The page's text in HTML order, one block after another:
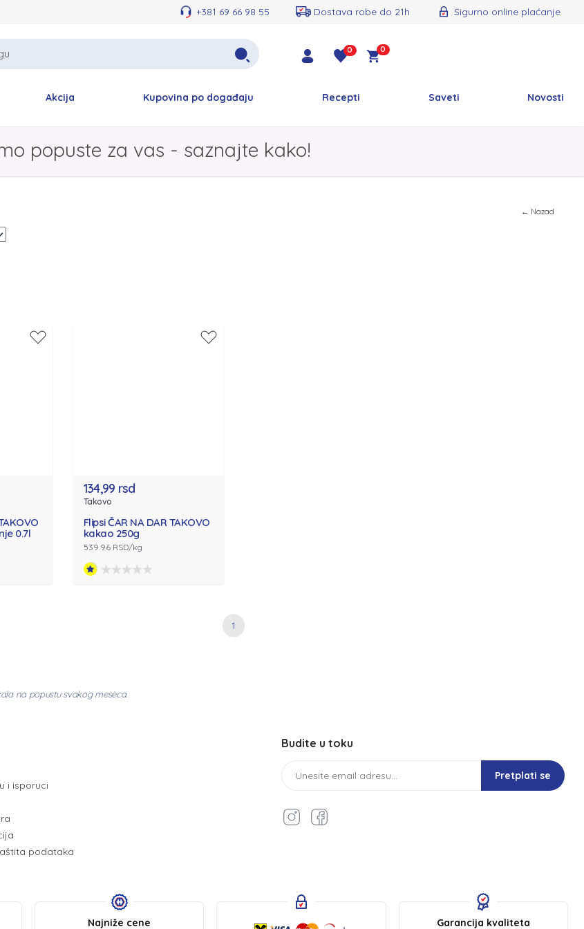
+381 69 66 98 55 Dostava robe do 21h Sigurno online plaćanje
0 0
Akcija Kupovina po događaju Recepti Saveti Novosti
popuste za vas - saznajte kako!
← Nazad
0.7l
134,99 rsd
Takovo
Flipsi ČAR NA DAR TAKOVO
kakao 250g
539.96 RSD/kg
1
na popustu svakog meseca.
i isporuci
podataka
Budite u toku
Pretplati se
Najniže cene Garancija kvaliteta